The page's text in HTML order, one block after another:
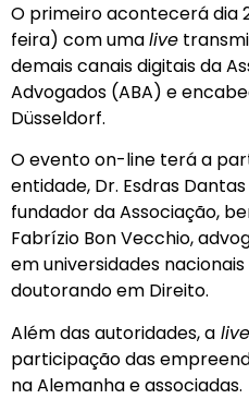
O primeiro acontecerá dia
feira) com umalive
demais canais digitais da
Advogados (ABA) e
Düsseldorf.
O evento on-line terá a
entidade, Dr. Esdras
fundador da Associação,
Fabrízio Bon Vecchio,
em universidades
doutorando em Direito.
Além das autoridades, a live
participação das
na Alemanha e associadas.